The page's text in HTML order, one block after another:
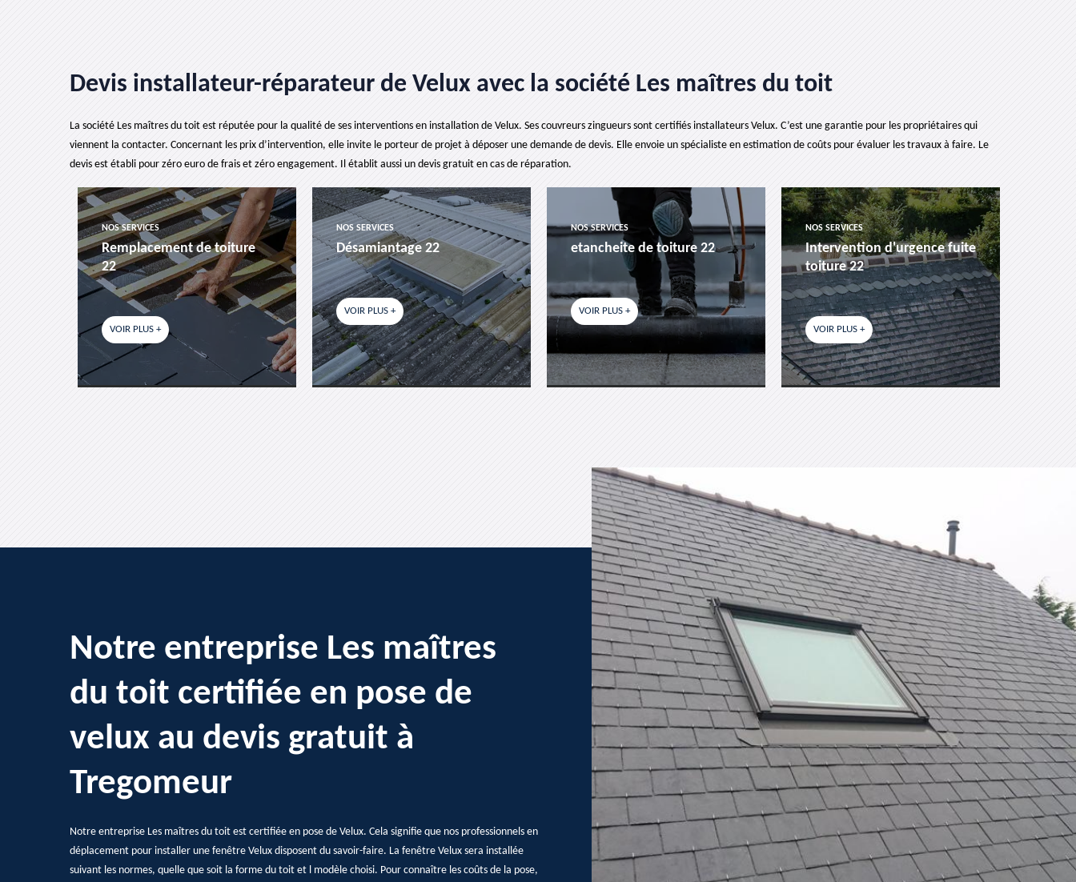
Devis installateur-réparateur de Velux avec la société Les maîtres du toit
La société Les maîtres du toit est réputée pour la qualité de ses interventions en installation de Velux. Ses couvreurs zingueurs sont certifiés installateurs Velux. C’est une garantie pour les propriétaires qui
viennent la contacter. Concernant les prix d’intervention, elle invite le porteur de projet à déposer une demande de devis. Elle envoie un spécialiste en estimation de coûts pour évaluer les travaux à faire. Le
devis est établi pour zéro euro de frais et zéro engagement. Il établit aussi un devis gratuit en cas de réparation.
NOS SERVICES
Remplacement de toiture
22
VOIR PLUS +
NOS SERVICES
Désamiantage 22
VOIR PLUS +
NOS SERVICES
etancheite de toiture 22
VOIR PLUS +
NOS SERVICES
Intervention d'urgence fuite
toiture 22
VOIR PLUS +
Notre entreprise Les maîtres
du toit certifiée en pose de
velux au devis gratuit à
Tregomeur
Notre entreprise Les maîtres du toit est certifiée en pose de Velux. Cela signifie que nos professionnels en
déplacement pour installer une fenêtre Velux disposent du savoir-faire. La fenêtre Velux sera installée
suivant les normes, quelle que soit la forme du toit et l modèle choisi. Pour connaître les coûts de la pose,